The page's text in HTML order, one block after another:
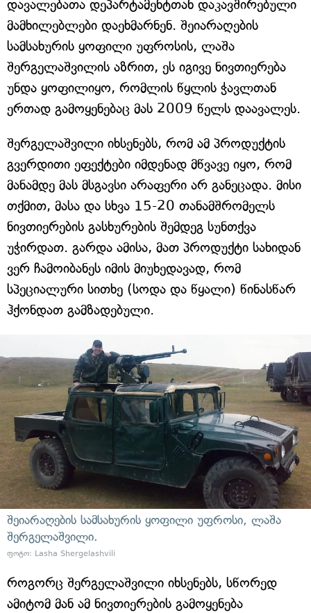
დავალებათა დეპარტამენტთან დაკავშირებული
მამხილებლები დაეხმარნენ. შეიარაღების
სამსახურის ყოფილი უფროსის, ლაშა
შერგელაშვილის აზრით, ეს იგივე ნივთიერება
უნდა ყოფილიყო, რომლის წყლის ჭავლთან
ერთად გამოყენებაც მას 2009 წელს დაავალეს.
შერგელაშვილი იხსენებს, რომ ამ პროდუქტის
გვერდითი ეფექტები იმდენად მწვავე იყო, რომ
მანამდე მას მსგავსი არაფერი არ განეცადა. მისი
თქმით, მასა და სხვა 15-20 თანამშრომელს
ნივთიერების გასხურების შემდეგ სუნთქვა
უჭირდათ. გარდა ამისა, მათ პროდუქტი სახიდან
ვერ ჩამოიბანეს იმის მიუხედავად, რომ
სპეციალური სითხე (სოდა და წყალი) წინასწარ
ჰქონდათ გამზადებული.
შეიარაღების სამსახურის ყოფილი უფროსი, ლაშა
შერგელაშვილი.
ფოტო: Lasha Shergelashvili
როგორც შერგელაშვილი იხსენებს, სწორედ
ამიტომ მან ამ ნივთიერების გამოყენება